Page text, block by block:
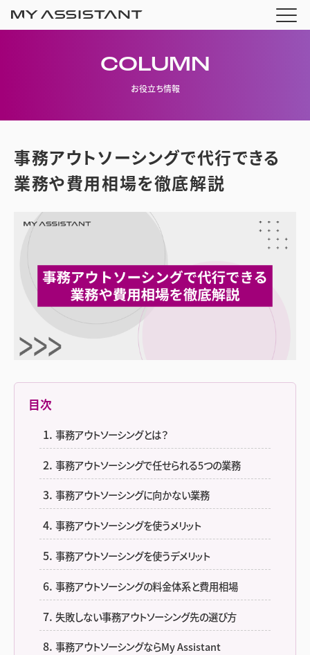
COLUMN
お役立ち情報
事務アウトソーシングで代行できる
業務や費用相場を徹底解説
目次
事務アウトソーシングとは？
事務アウトソーシングで任せられる5つの業務
事務アウトソーシングに向かない業務
事務アウトソーシングを使うメリット
事務アウトソーシングを使うデメリット
事務アウトソーシングの料金体系と費用相場
失敗しない事務アウトソーシング先の選び方
事務アウトソーシングならMy Assistant